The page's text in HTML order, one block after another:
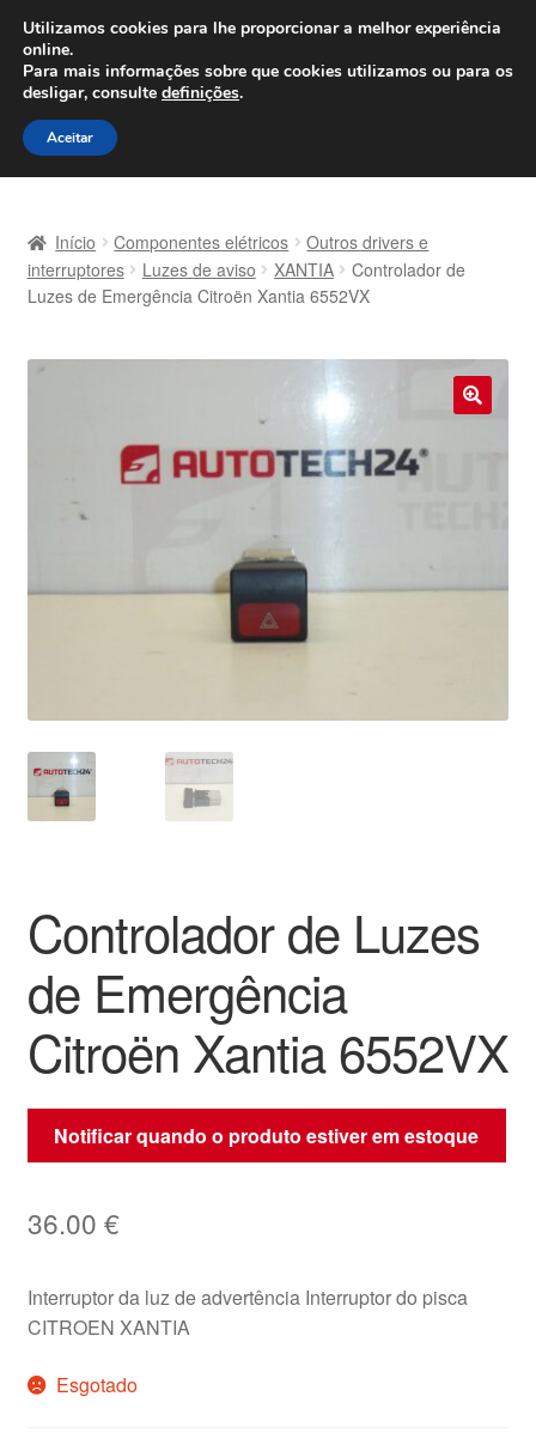
ENVIO a partir de 7 EUR
Seg-Sex, das 9h às 16h800 500 967
Ir
para
a
Saltar
para
o
Carrinho
Envio para todo o planeta
Minha conta
Procedimento de Reclamação
Termos e Condições
Transporte
Início Componentes elétricos
Outros drivers e
interruptores
Luzes de aviso XANTIA
Controlador de
Luzes de Emergência Citroën Xantia 6552VX
Controlador de Luzes
de Emergência
Citroën Xantia 6552VX
Notificar quando o produto estiver em estoque
36.00 €
Interruptor da luz de advertência Interruptor do pisca
CITROEN XANTIA
Esgotado
Utilizamos cookies para lhe proporcionar a melhor experiência
online.
Para mais informações sobre que cookies utilizamos ou para os
desligar, consulte definições.
Aceitar